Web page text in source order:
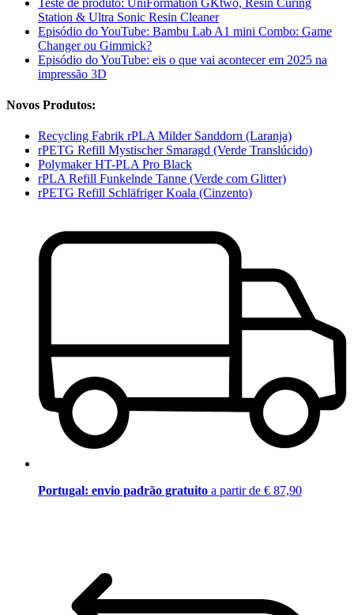
Station & Ultra Sonic Resin Cleaner
Episódio do YouTube: Bambu Lab A1 mini Combo: Game
Changer ou Gimmick?
Episódio do YouTube: eis o que vai acontecer em 2025 na
impressão 3D
Novos Produtos:
Recycling Fabrik rPLA Milder Sanddorn (Laranja)
rPETG Refill Mystischer Smaragd (Verde Translúcido)
Polymaker HT-PLA Pro Black
rPLA Refill Funkelnde Tanne (Verde com Glitter)
rPETG Refill Schläfriger Koala (Cinzento)
Portugal: envio padrão gratuito a partir de € 87,90